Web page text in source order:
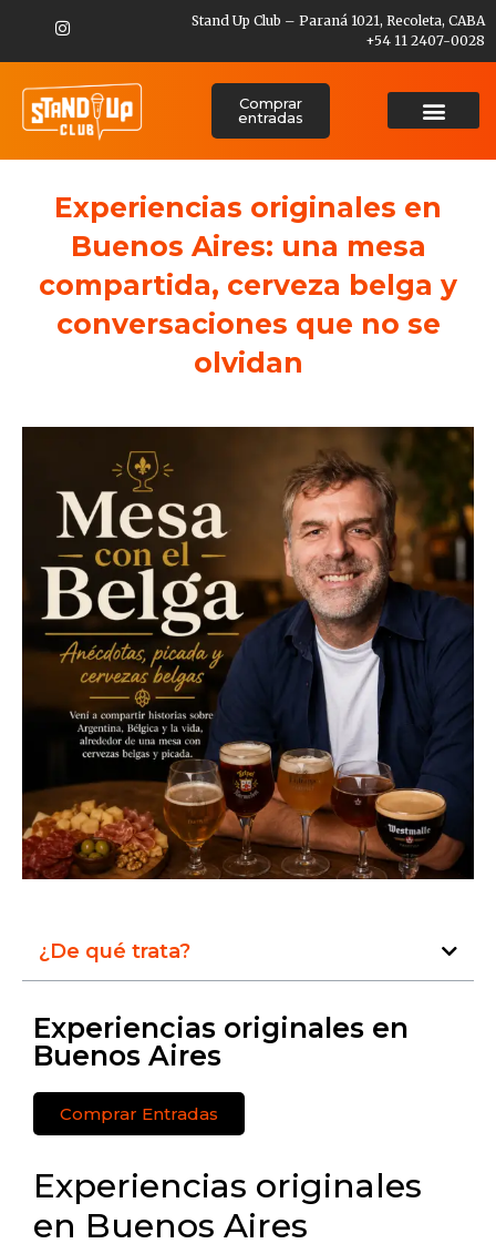
Stand Up Club – Paraná 1021, Recoleta, CABA
+54 11 2407-0028
Comprar
entradas
Experiencias originales en
Buenos Aires: una mesa
compartida, cerveza belga y
conversaciones que no se
olvidan
¿De qué trata?
Experiencias originales en
Buenos Aires
Comprar Entradas
Experiencias originales
en Buenos Aires